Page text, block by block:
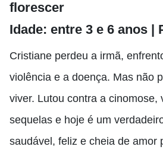
florescer
Idade: entre 3 e 6 anos |
Cristiane perdeu a irmã,
violência e a doença. Mas não
viver. Lutou contra a cinomose,
sequelas e hoje é um
saudável, feliz e cheia de amor